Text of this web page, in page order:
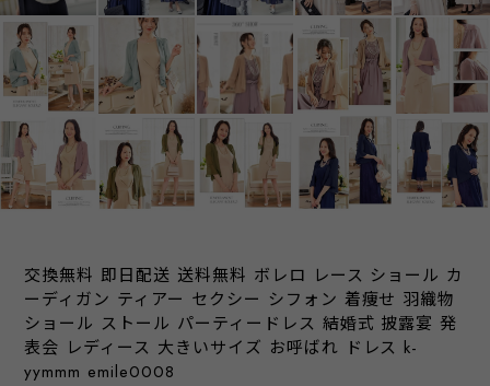
交換無料 即日配送 送料無料 ボレロ レース ショール カ
ーディガン ティアー セクシー シフォン 着痩せ 羽織物
ショール ストール パーティードレス 結婚式 披露宴 発
表会 レディース 大きいサイズ お呼ばれ ドレス k-
yymmm emile0008